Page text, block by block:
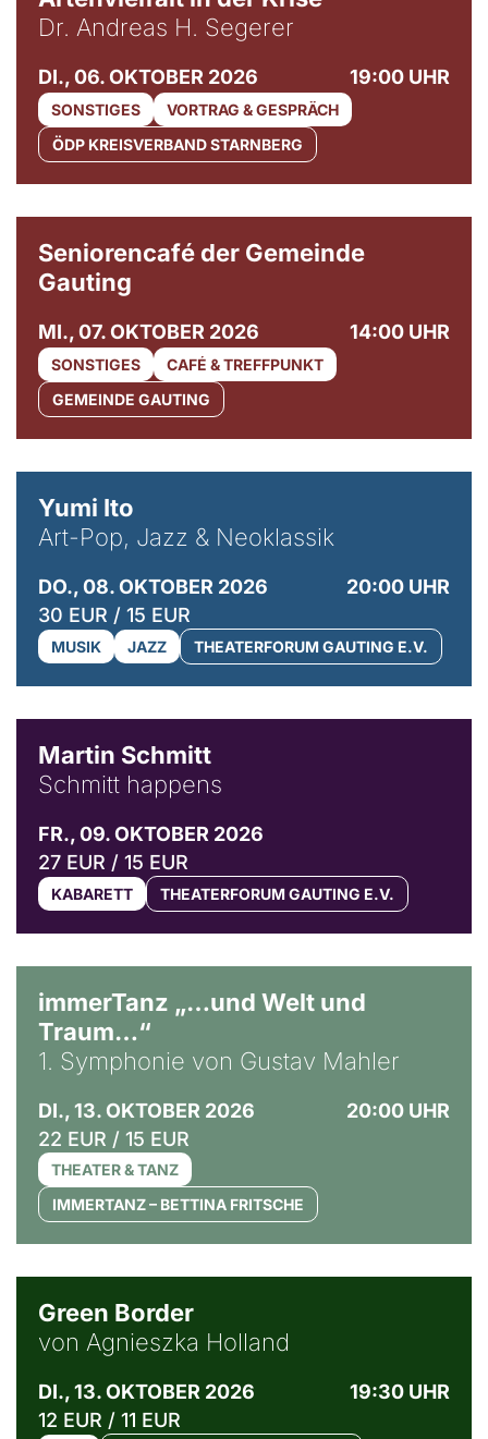
Dr. Andreas H. Segerer
DI., 06. OKTOBER 2026 19:00 UHR
SONSTIGES
VORTRAG & GESPRÄCH
ÖDP KREISVERBAND STARNBERG
Seniorencafé der Gemeinde
Gauting
MI., 07. OKTOBER 2026 14:00 UHR
SONSTIGES
CAFÉ & TREFFPUNKT
GEMEINDE GAUTING
Yumi Ito
Art-Pop, Jazz & Neoklassik
DO., 08. OKTOBER 2026
20:00 UHR
30 EUR / 15 EUR
MUSIK JAZZ THEATERFORUM GAUTING E.V.
Martin Schmitt
Schmitt happens
FR., 09. OKTOBER 2026
27 EUR / 15 EUR
KABARETT THEATERFORUM GAUTING E.V.
immerTanz „…und Welt und
Traum…“
1. Symphonie von Gustav Mahler
DI., 13. OKTOBER 2026
20:00 UHR
22 EUR / 15 EUR
THEATER & TANZ
IMMERTANZ – BETTINA FRITSCHE
Green Border
von Agnieszka Holland
DI., 13. OKTOBER 2026
19:30 UHR
12 EUR / 11 EUR